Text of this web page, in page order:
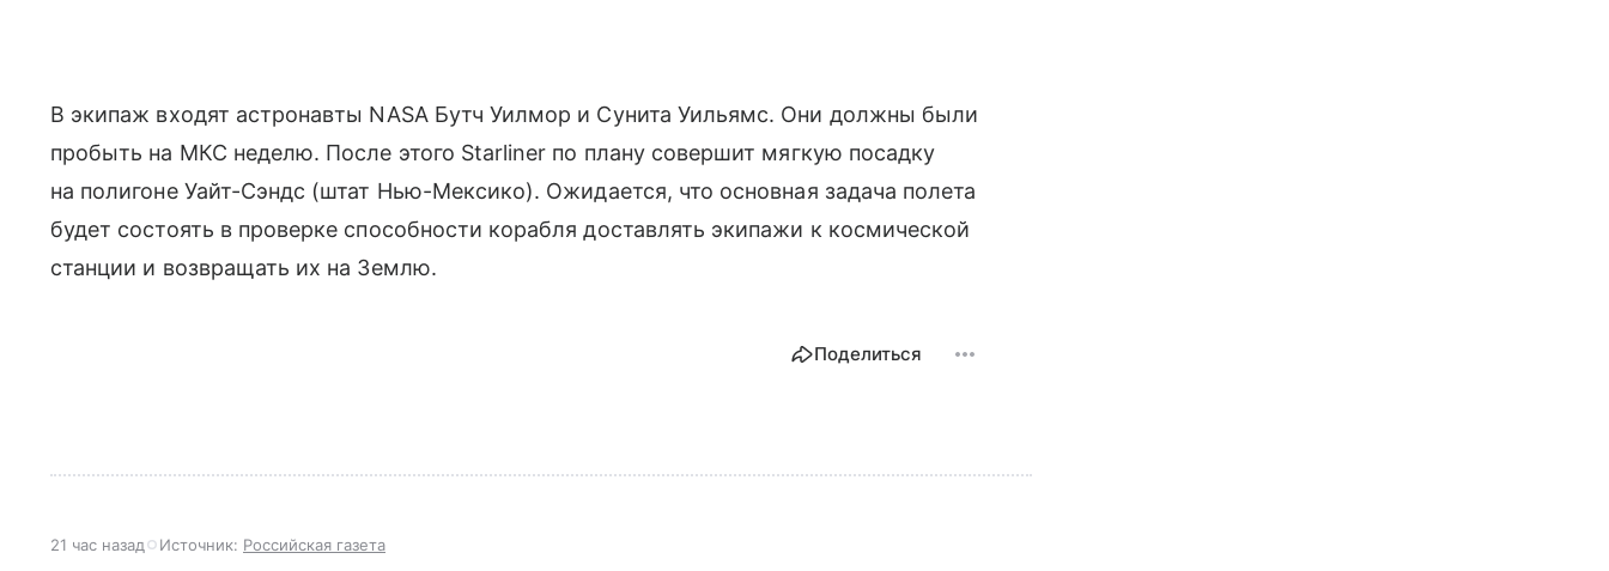
В экипаж входят астронавты NASA Бутч Уилмор и Сунита Уильямс. Они должны были
пробыть на МКС неделю. После этого Starliner по плану совершит мягкую посадку
на полигоне Уайт-Сэндс (штат Нью-Мексико). Ожидается, что основная задача полета
будет состоять в проверке способности корабля доставлять экипажи к космической
станции и возвращать их на Землю.
Поделиться
21 час назад Источник: Российская газета